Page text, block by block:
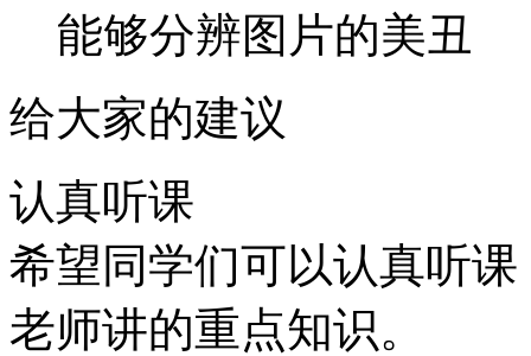
能够分辨图片的美丑
给大家的建议
认真听课
希望同学们可以认真听
老师讲的重点知识。